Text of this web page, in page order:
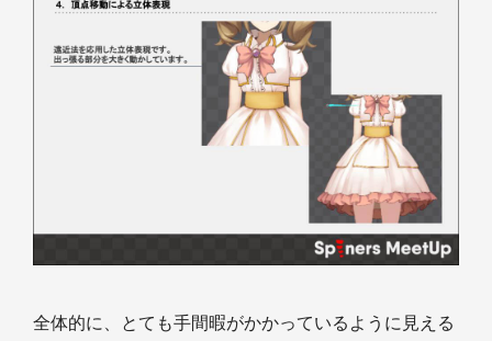
全体的に、とても手間暇がかかっているように見える